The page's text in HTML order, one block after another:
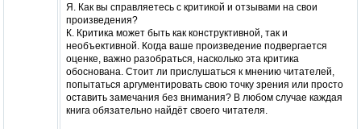
Я. Как вы справляетесь с критикой и отзывами на свои
произведения?
К. Критика может быть как конструктивной, так и
необъективной. Когда ваше произведение подвергается
оценке, важно разобраться, насколько эта критика
обоснована. Стоит ли прислушаться к мнению читателей,
попытаться аргументировать свою точку зрения или просто
оставить замечания без внимания? В любом случае каждая
книга обязательно найдёт своего читателя.